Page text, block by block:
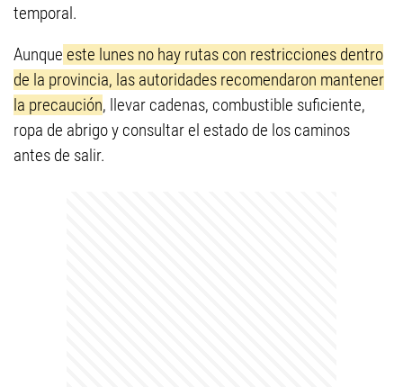
temporal.
Aunque este lunes no hay rutas con restricciones dentro
de la provincia, las autoridades recomendaron mantener
la precaución, llevar cadenas, combustible suficiente,
ropa de abrigo y consultar el estado de los caminos
antes de salir.